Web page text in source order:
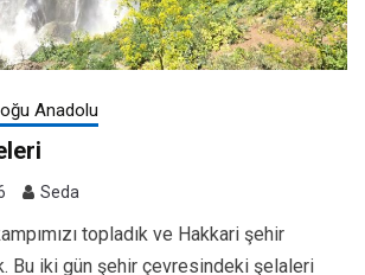
Anadolu
Seda
topladık ve Hakkari şehir
Bu iki gün şehir çevresindeki şelaleri